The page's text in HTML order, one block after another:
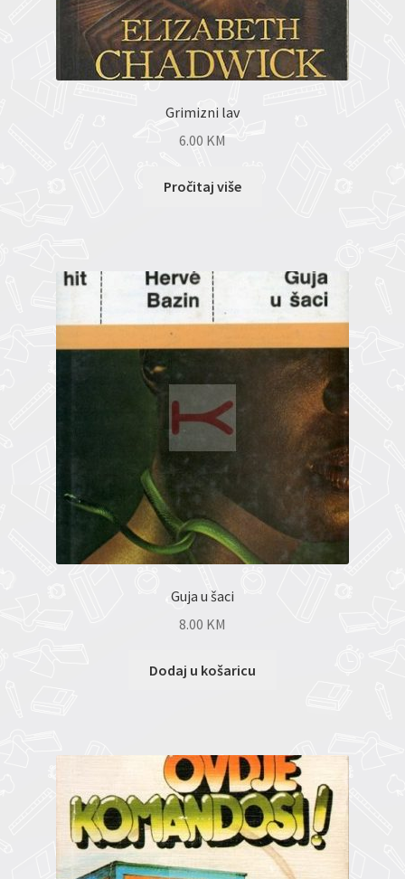
Grimizni lav
6.00 KM
Pročitaj više
Guja u šaci
8.00 KM
Dodaj u košaricu